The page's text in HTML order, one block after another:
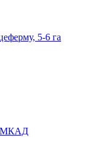
5-6 га
МКАД